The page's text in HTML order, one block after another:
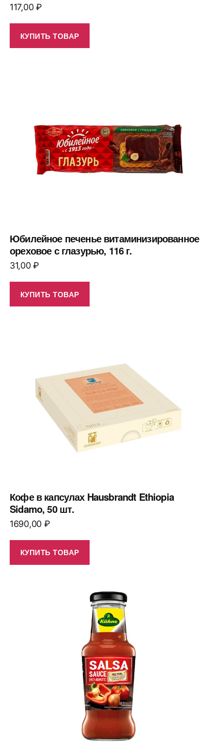
117,00₽
КУПИТЬ ТОВАР
Юбилейное печенье витаминизированное
ореховое с глазурью, 116 г.
31,00₽
КУПИТЬ ТОВАР
Кофе в капсулах Hausbrandt Ethiopia
Sidamo, 50 шт.
1690,00 ₽
КУПИТЬ ТОВАР